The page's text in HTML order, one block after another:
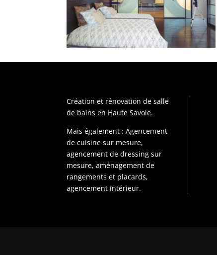
Création et rénovation de salle
de bains en Haute Savoie.
Mais également : Agencement
de cuisine sur mesure,
agencement de dressing sur
mesure, aménagement de
rangements et placards,
agencement intérieur.